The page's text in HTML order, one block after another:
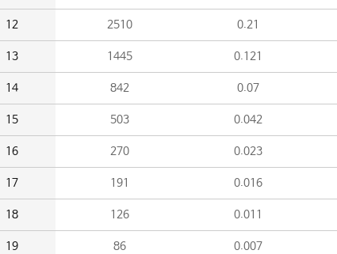
12 2510 0.21
13 1445 0.121
14 842 0.07
15 503 0.042
16 270 0.023
17 191 0.016
18 126 0.011
19 86 0.007